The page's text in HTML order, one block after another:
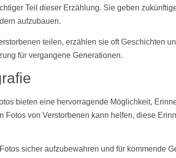
Teil dieser Erzählung. Sie geben
aufzubauen.
teilen, erzählen sie oft Geschichten
für vergangene Generationen.
bieten eine hervorragende Möglichkeit,
Fotos von Verstorbenen kann helfen, diese
Fotos sicher aufzubewahren und für kommende